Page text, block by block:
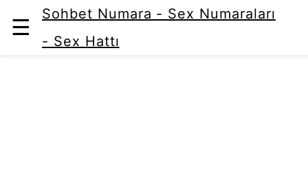
☰
Sohbet Numara - Sex Numaraları
- Sex Hattı